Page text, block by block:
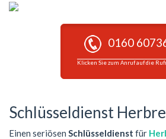
0160
Klicken Sie zum Anruf auf die
Schlüsseldienst
Einen seriösen Schlüsseldienst für